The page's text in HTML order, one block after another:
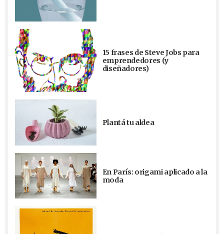
15 frases de Steve Jobs para
emprendedores (y
diseñadores)
Plantá tu aldea
En París: origami aplicado a la
moda